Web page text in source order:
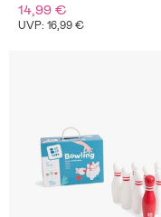
14,99 €
UVP: 16,99 €